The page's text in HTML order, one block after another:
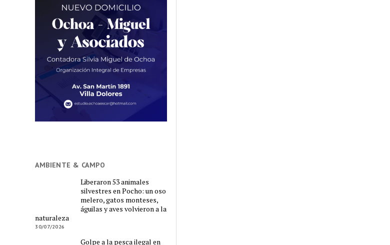
AMBIENTE & CAMPO
Liberaron 53 animales
silvestres en Pocho: un oso
melero, gatos monteses,
águilas y aves volvieron a la
naturaleza
30/07/2026
Golpe a la pesca ilegal en